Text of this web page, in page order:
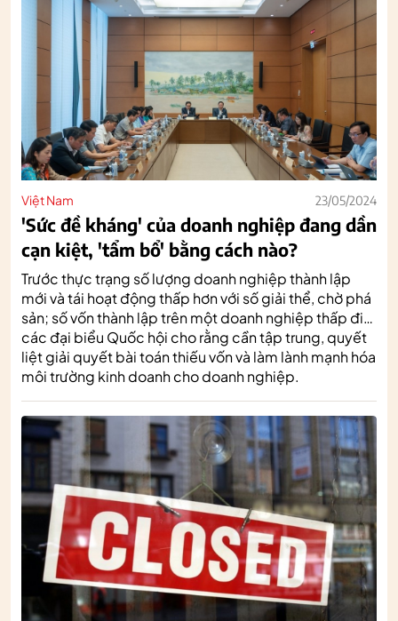
Việt Nam 23/05/2024
'Sức đề kháng' của doanh nghiệp đang dần
cạn kiệt, 'tẩm bổ' bằng cách nào?
Trước thực trạng số lượng doanh nghiệp thành lập
mới và tái hoạt động thấp hơn với số giải thể, chờ phá
sản; số vốn thành lập trên một doanh nghiệp thấp đi…
các đại biểu Quốc hội cho rằng cần tập trung, quyết
liệt giải quyết bài toán thiếu vốn và làm lành mạnh hóa
môi trường kinh doanh cho doanh nghiệp.